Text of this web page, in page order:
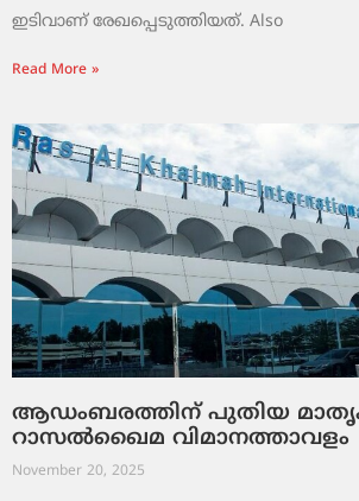
ഇടിവാണ് രേഖപ്പെടുത്തിയത്. Also
Read More »
ആഡംബരത്തിന് പുതിയ
റാസൽഖൈമ വിമാനത്താവളം
November 20, 2025